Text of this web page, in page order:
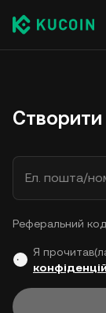
Створити
Ел. пошта/
Реферальний
Я